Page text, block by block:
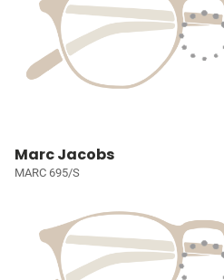
Marc Jacobs
MARC 695/S